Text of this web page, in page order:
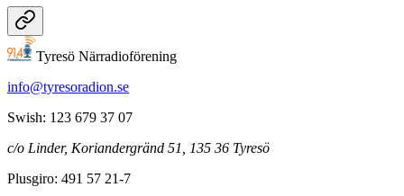
Tyresö Närradioförening
info@tyresoradion.se
Swish: 123 679 37 07
c/o Linder, Koriandergränd 51, 135 36 Tyresö
Plusgiro: 491 57 21-7